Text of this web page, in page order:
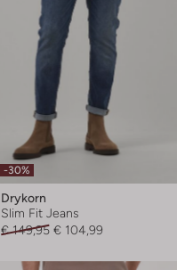
-30%
Drykorn
Slim Fit Jeans
€ 149,95 € 104,99